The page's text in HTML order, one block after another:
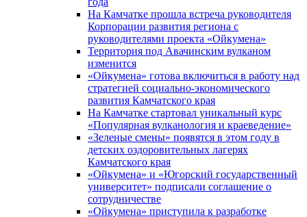
На Камчатке прошла встреча руководителя
Корпорации развития региона с
руководителями проекта «Ойкумена»
Территория под Авачинским вулканом
изменится
«Ойкумена» готова включиться в работу над
стратегией социально-экономического
развития Камчатского края
На Камчатке стартовал уникальный курс
«Популярная вулканология и краеведение»
«Зеленые смены» появятся в этом году в
детских оздоровительных лагерях
Камчатского края
«Ойкумена» и «Югорский государственный
университет» подписали соглашение о
сотрудничестве
«Ойкумена» приступила к разработке